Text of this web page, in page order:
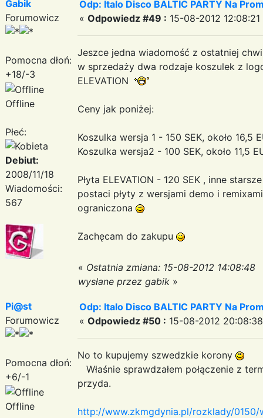
Gabik
Forumowicz
Pomocna dłoń:
+18/-3
Offline
Płeć:
Debiut:
2008/11/18
Wiadomości:
567
Odp: Italo Disco BALTIC PARTY Na
« Odpowiedz #49 : 15-08-2012 12:08:21
Jeszce jedna wiadomość z ostatniej
w sprzedaży dwa rodzaje koszulek z
ELEVATION
Ceny jak poniżej:
Koszulka wersja 1 - 150 SEK, około 16,5
Koszulka wersja2 - 100 SEK, około 11,5
Płyta ELEVATION - 120 SEK , inne
postaci płyty z wersjami demo i
ograniczona
Zachęcam do zakupu
« Ostatnia zmiana: 15-08-2012 14:08:48
wysłane przez gabik »
Pi@st
Forumowicz
Pomocna dłoń:
+6/-1
Offline
Odp: Italo Disco BALTIC PARTY Na
« Odpowiedz #50 : 15-08-2012
No to kupujemy szwedzkie korony
Właśnie sprawdzałem połączenie z
przyda.
http://www.zkmgdynia.pl/rozklady/0150/